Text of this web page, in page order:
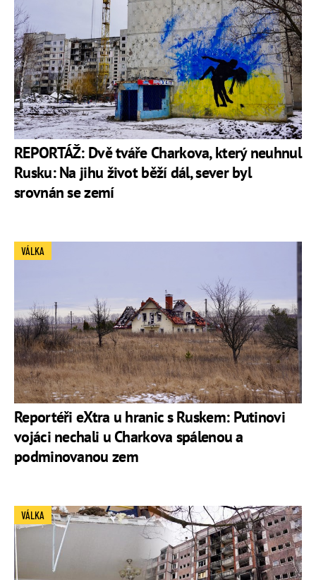
REPORTÁŽ: Dvě tváře Charkova, který neuhnul
Rusku: Na jihu život běží dál, sever byl
srovnán se zemí
Reportéři eXtra u hranic s Ruskem: Putinovi
vojáci nechali u Charkova spálenou a
podminovanou zem
VÁLKA
VÁLKA